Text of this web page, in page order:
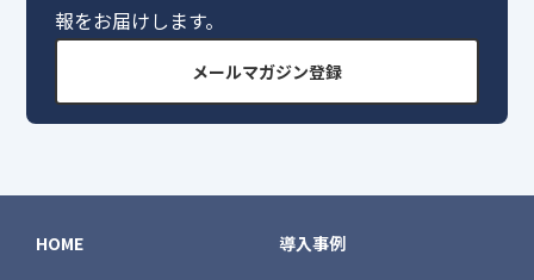
報をお届けします。
メールマガジン登録
HOME 導入事例